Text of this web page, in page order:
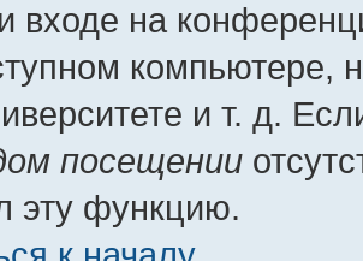
входе на
компьютере,
и т. д.
посещении
эту функцию.